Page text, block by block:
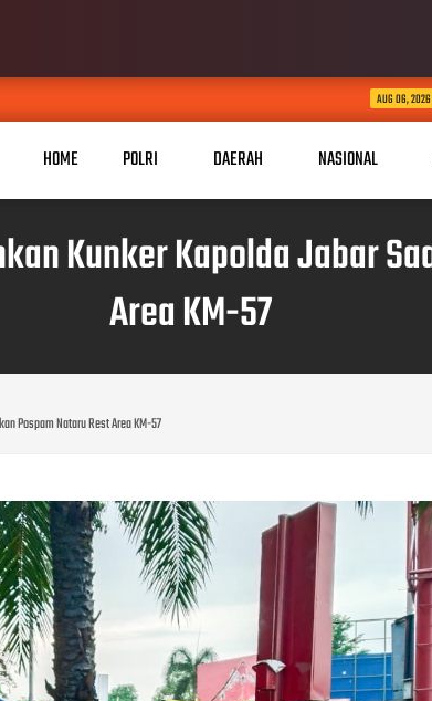
KABID HUMAS POLDA
HOME POLRI DAERAH NASIONAL
Kunker Kapolda Jabar
Area KM-57
Pospam Nataru Rest Area KM-57